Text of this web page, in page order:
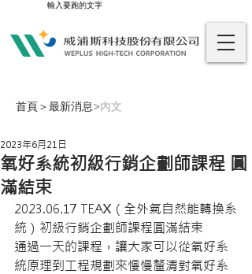
輸入要跑的文字
首頁＞最新消息>內文
氧好系統初級行銷企劃師課程 圓
滿結束
2023年6月21日
2023.06.17 TEAX（全外氣自然能轉換系
統）初級行銷企劃師課程圓滿結束
通過一天的課程，讓大家可以從氧好系
統原理到工程規劃來慢慢釐清對氧好系